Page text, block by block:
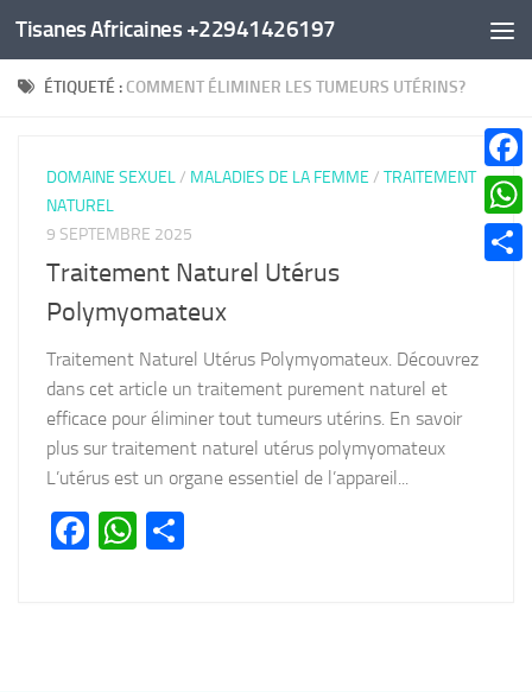
Au dessous du contenu
Tisanes Africaines +22941426197
ÉTIQUETÉ : COMMENT ÉLIMINER LES TUMEURS UTÉRINS?
DOMAINE SEXUEL/ MALADIES DE LA FEMME / TRAITEMENT
NATUREL
9 SEPTEMBRE 2025
Traitement Naturel Utérus
Polymyomateux
Traitement Naturel Utérus Polymyomateux. Découvrez
dans cet article un traitement purement naturel et
efficace pour éliminer tout tumeurs utérins. En savoir
plus sur traitement naturel utérus polymyomateux
L’utérus est un organe essentiel de l’appareil...
Facebook
WhatsApp